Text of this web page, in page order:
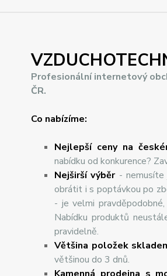
Profesionální internetový
ČR.
Co nabízíme:
Nejlepší ceny na
nabídku od konkurence?
Nejširšívýběr- nemusíte
obrátit i s poptávkou po
- je velmi
Nabídku produktů
pravidelně.
Většina položek
většinou do 3 dnů.
Kamenná prodejna s